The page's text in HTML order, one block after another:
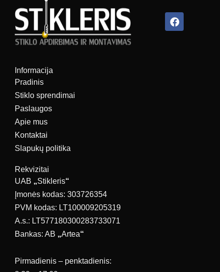
Facebook
Informacija
Pradinis
Stiklo sprendimai
Paslaugos
Apie mus
Kontaktai
Slapukų politika
Rekvizitai
UAB „Stikleris“
Įmonės kodas: 303726354
PVM kodas: LT100009205319
A.s.: LT577180300283733071
Bankas: AB „Artea“
Pirmadienis – penktadienis: